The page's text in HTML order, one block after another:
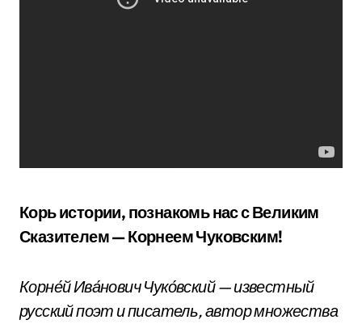
Корь истории, познакомь нас с Великим
Сказителем — Корнеем Чуковским!
Корне́й Ива́нович Чуко́вский — известный
русский поэт и писатель, автор множества